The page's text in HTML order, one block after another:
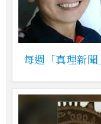
每週「真理新